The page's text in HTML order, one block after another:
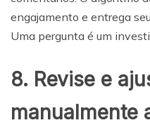
engajamento e entrega
Uma pergunta é um
8. Revise e
manualmente